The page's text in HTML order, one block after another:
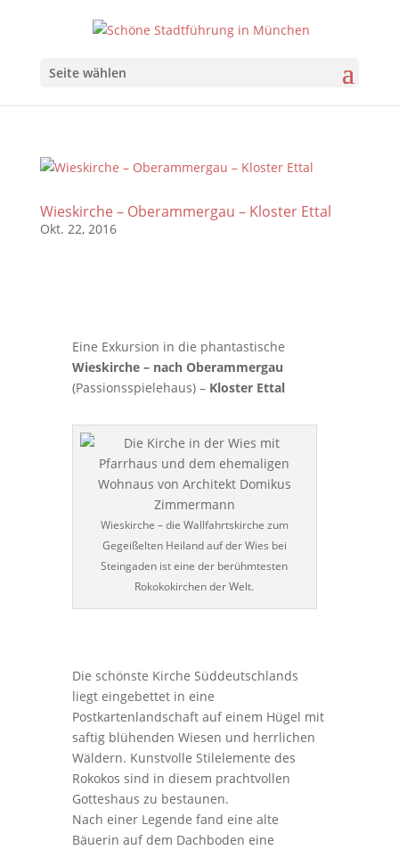
Seite wählen
Wieskirche – Oberammergau – Kloster Ettal
Okt. 22, 2016
Eine Exkursion in die phantastische
Wieskirche – nach Oberammergau
(Passionsspielehaus) – Kloster Ettal
Wieskirche – die Wallfahrtskirche zum
Gegeißelten Heiland auf der Wies bei
Steingaden ist eine der berühmtesten
Rokokokirchen der Welt.
Die schönste Kirche Süddeutschlands
liegt eingebettet in eine
Postkartenlandschaft auf einem Hügel mit
saftig blühenden Wiesen und herrlichen
Wäldern. Kunstvolle Stilelemente des
Rokokos sind in diesem prachtvollen
Gotteshaus zu bestaunen.
Nach einer Legende fand eine alte
Bäuerin auf dem Dachboden eine